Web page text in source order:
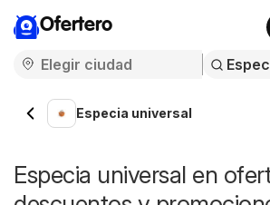
Ofertero
Especia universal
Especia universal en